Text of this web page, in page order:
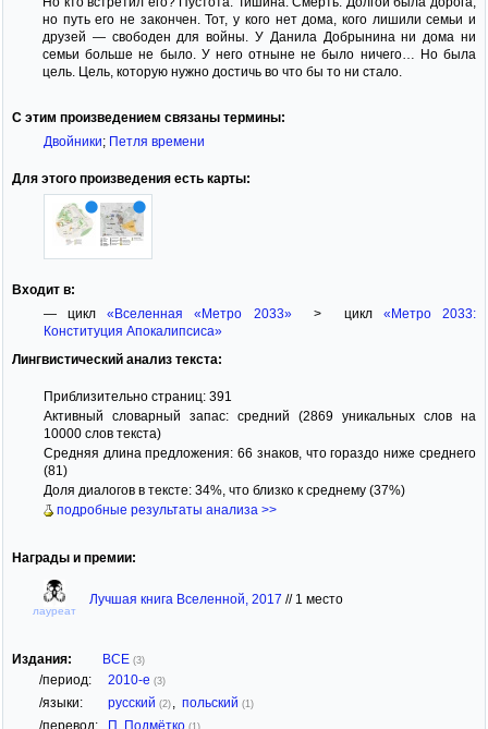
но путь его не закончен. Тот, у кого нет дома, кого лишили семьи и
друзей — свободен для войны. У Данила Добрынина ни дома ни
семьи больше не было. У него отныне не было ничего… Но была
цель. Цель, которую нужно достичь во что бы то ни стало.
С этим произведением связаны термины:
Двойники; Петля времени
Для этого произведения есть карты:
Входит в:
— цикл«Вселенная «Метро 2033»> цикл «Метро 2033:
Конституция Апокалипсиса»
Лингвистический анализ текста:
Приблизительно страниц: 391
Активный словарный запас: средний (2869 уникальных слов на
10000 слов текста)
Средняя длина предложения: 66 знаков, что гораздо ниже среднего
(81)
Доля диалогов в тексте: 34%, что близко к среднему (37%)
подробные результаты анализа >>
Награды и премии:
лауреат
Лучшая книга Вселенной, 2017 // 1 место
Издания: ВСЕ (3)
/период: 2010-е (3)
/языки: русский (2) польский (1)
/перевод: П. Подмётко (1)